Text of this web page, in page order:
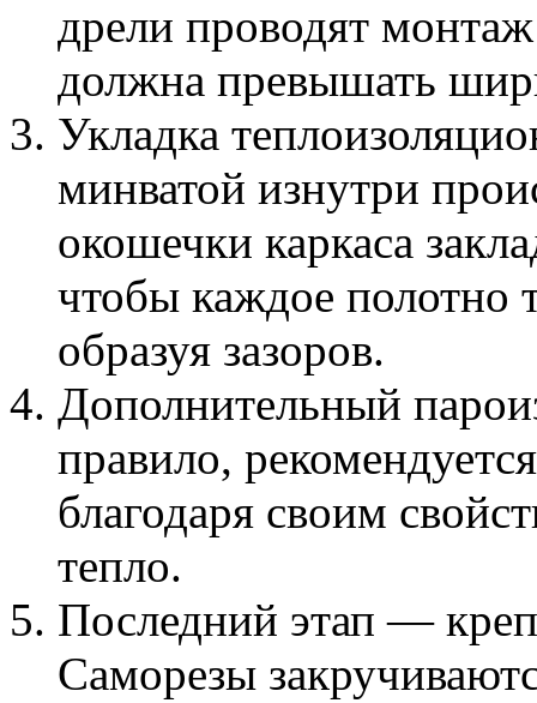
дрели проводят монтаж
должна превышать
Укладка
минватой изнутри
окошечки каркаса
чтобы каждое полотно
образуя зазоров.
Дополнительный
правило,
благодаря своим
тепло.
Последний этап —
Саморезы